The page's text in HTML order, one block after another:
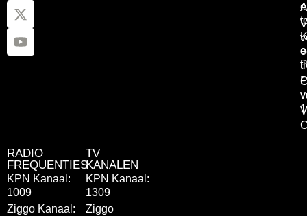
RADIO
FREQUENTIES
KPN Kanaal:
1009
Ziggo Kanaal:
TV
KANALEN
KPN Kanaal:
1309
Ziggo